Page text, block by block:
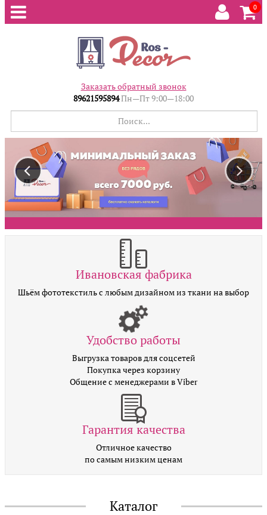
0
Заказать обратный звонок
89621595894Пн—Пт 9:00—18:00
Ивановская фабрика
Шьём фототекстиль с любым дизайном из ткани на выбор
Удобство работы
Выгрузка товаров для соцсетей
Покупка через корзину
Общение с менеджерами в Viber
Гарантия качества
Отличное качество
по самым низким ценам
Каталог